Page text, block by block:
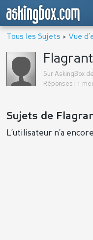
askingbox.com
Tous les Sujets > Vue
Sur AskingBox
Réponses | 1
Sujets de
L’utilisateur n’a